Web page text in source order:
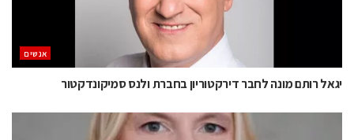
אנשים
יגאל רותם מונה לחבר דירקטוריון בחברת ולנס סמיקונדקטור